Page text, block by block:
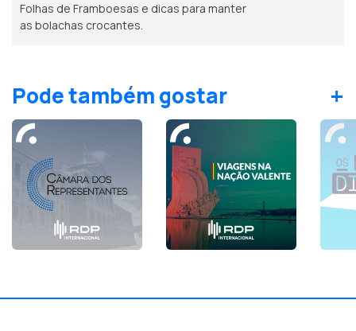
Folhas de Framboesas e dicas para manter
as bolachas crocantes.
Pode também gostar +